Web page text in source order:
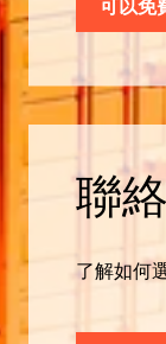
可以免
聯
了解如何